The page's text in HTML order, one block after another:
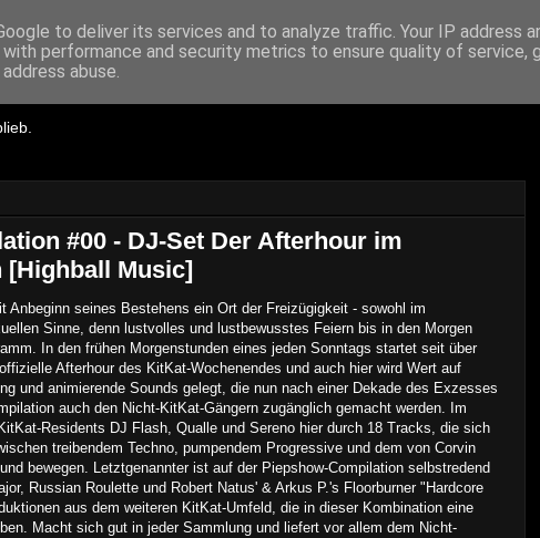
From The Archive
#00 - DJ-Set Der Afterhour im
Music]
Anbeginn seines Bestehens ein Ort der Freizügigkeit - sowohl im
Sinne, denn lustvolles und lustbewusstes Feiern bis in den Morgen
In den frühen Morgenstunden eines jeden Sonntags startet seit über
Afterhour des KitKat-Wochenendes und auch hier wird Wert auf
und animierende Sounds gelegt, die nun nach einer Dekade des Exzesses
auch den Nicht-KitKat-Gängern zugänglich gemacht werden. Im
Residents DJ Flash, Qualle und Sereno hier durch 18 Tracks, die sich
treibendem Techno, pumpendem Progressive und dem von Corvin
bewegen. Letztgenannter ist auf der Piepshow-Compilation selbstredend
Russian Roulette und Robert Natus' & Arkus P.'s Floorburner "Hardcore
aus dem weiteren KitKat-Umfeld, die in dieser Kombination eine
Macht sich gut in jeder Sammlung und liefert vor allem dem Nicht-
to deliver its services and to analyze traffic. Your IP address
with performance and security metrics to ensure quality of service,
abuse.